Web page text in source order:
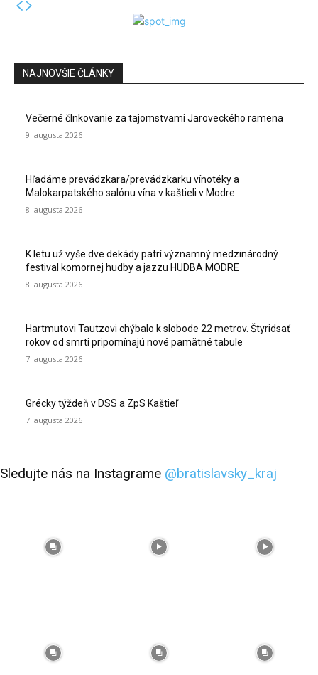
NAJNOVŠIE ČLÁNKY
Večerné člnkovanie za tajomstvami Jaroveckého ramena
9. augusta 2026
Hľadáme prevádzkara/prevádzkarku vínotéky a
Malokarpatského salónu vína v kaštieli v Modre
8. augusta 2026
K letu už vyše dve dekády patrí významný medzinárodný
festival komornej hudby a jazzu HUDBA MODRE
8. augusta 2026
Hartmutovi Tautzovi chýbalo k slobode 22 metrov. Štyridsať
rokov od smrti pripomínajú nové pamätné tabule
7. augusta 2026
Grécky týždeň v DSS a ZpS Kaštieľ
7. augusta 2026
Sledujte nás na Instagrame @bratislavsky_kraj